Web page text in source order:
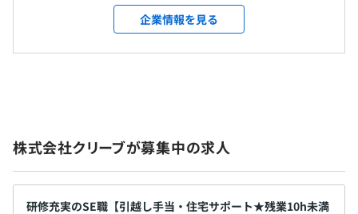
・【大手都市銀行】PCやスマートフォンからの入出金・
各種手続きを実現するシステムの構築
・【行政機関】行政申告のWEB化に伴い、電子申告シス
相談のうえ、ご希望のマシンを支給します。
受動喫煙防止措置に関する事項
従業員に対する受動喫煙対策：屋内禁煙
・地下鉄東西線「飯田橋駅」A5出口から徒歩4分
・地下鉄 有楽町線／南北線「飯田橋駅」A2出口から徒歩5
分
・JR「飯田橋駅」水道橋寄りの改札（出て右）から徒歩5
・育児休暇
・通勤手当
・残業手当
・出張手当
・家族手当
メンター制度の有無
キャリアコンサルティング制度の有無及びその内容
なし
分野では鉄道や道路の監視制御システムの開発を得
意としています。 ◆クリーブの3つの事業◆ 当社グ
ループの事業の柱は3つあります。創業以来、一つひ
長」◆ 現在は、第2創業期として色々な改革を始めま
した。特に力を入れているのは、社員それぞれの能
力を最大限に引き出す施策です。 人には個人ごとに
職務指向というものがあります。個人個人の職務指向
企業情報を見る
株式会社クリーブが募集中の求人
研修充実のSE職【引越し手当・住宅サポート★残業10h未満